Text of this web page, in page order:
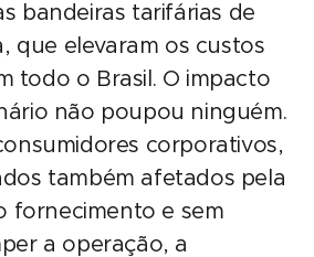
bandeiras tarifárias de
que elevaram os custos
todo o Brasil. O impacto
não poupou ninguém.
corporativos,
também afetados pela
fornecimento e sem
a operação, a